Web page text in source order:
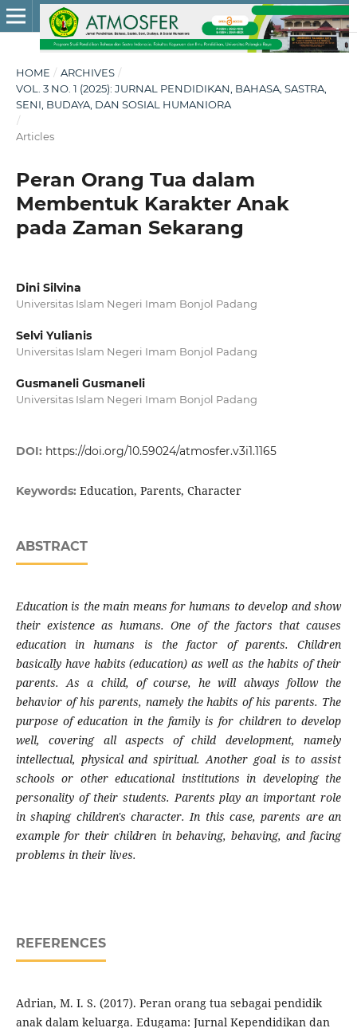
HOME / ARCHIVES /
VOL. 3 NO. 1 (2025): JURNAL PENDIDIKAN, BAHASA, SASTRA,
SENI, BUDAYA, DAN SOSIAL HUMANIORA
/
Articles
Peran Orang Tua dalam
Membentuk Karakter Anak
pada Zaman Sekarang
Dini Silvina
Universitas Islam Negeri Imam Bonjol Padang
Selvi Yulianis
Universitas Islam Negeri Imam Bonjol Padang
Gusmaneli Gusmaneli
Universitas Islam Negeri Imam Bonjol Padang
DOI: https://doi.org/10.59024/atmosfer.v3i1.1165
Keywords: Education, Parents, Character
ABSTRACT
Education is the main means for humans to develop and show
their existence as humans. One of the factors that causes
education in humans is the factor of parents. Children
basically have habits (education) as well as the habits of their
parents. As a child, of course, he will always follow the
behavior of his parents, namely the habits of his parents. The
purpose of education in the family is for children to develop
well, covering all aspects of child development, namely
intellectual, physical and spiritual. Another goal is to assist
schools or other educational institutions in developing the
personality of their students. Parents play an important role
in shaping children's character. In this case, parents are an
example for their children in behaving, behaving, and facing
problems in their lives.
REFERENCES
Adrian, M. I. S. (2017). Peran orang tua sebagai pendidik
anak dalam keluarga. Edugama: Jurnal Kependidikan dan